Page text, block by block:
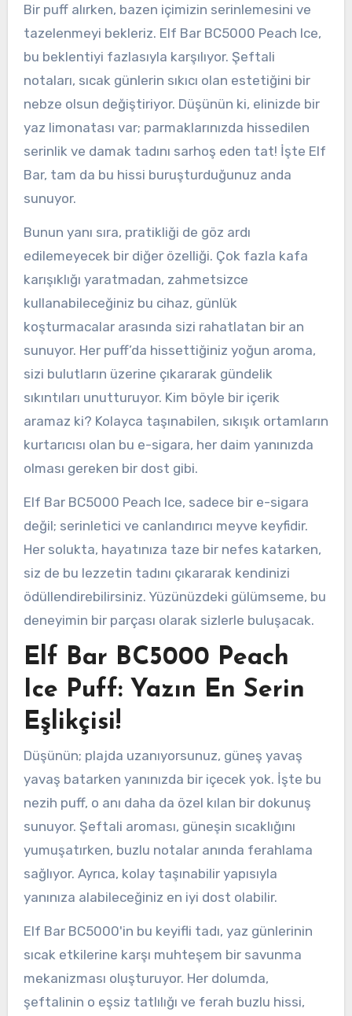
Bir puff alırken, bazen içimizin serinlemesini ve
tazelenmeyi bekleriz. Elf Bar BC5000 Peach Ice,
bu beklentiyi fazlasıyla karşılıyor. Şeftali
notaları, sıcak günlerin sıkıcı olan estetiğini bir
nebze olsun değiştiriyor. Düşünün ki, elinizde bir
yaz limonatası var; parmaklarınızda hissedilen
serinlik ve damak tadını sarhoş eden tat! İşte Elf
Bar, tam da bu hissi buruşturduğunuz anda
sunuyor.
Bunun yanı sıra, pratikliği de göz ardı
edilemeyecek bir diğer özelliği. Çok fazla kafa
karışıklığı yaratmadan, zahmetsizce
kullanabileceğiniz bu cihaz, günlük
koşturmacalar arasında sizi rahatlatan bir an
sunuyor. Her puff’da hissettiğiniz yoğun aroma,
sizi bulutların üzerine çıkararak gündelik
sıkıntıları unutturuyor. Kim böyle bir içerik
aramaz ki? Kolayca taşınabilen, sıkışık ortamların
kurtarıcısı olan bu e-sigara, her daim yanınızda
olması gereken bir dost gibi.
Elf Bar BC5000 Peach Ice, sadece bir e-sigara
değil; serinletici ve canlandırıcı meyve keyfidir.
Her solukta, hayatınıza taze bir nefes katarken,
siz de bu lezzetin tadını çıkararak kendinizi
ödüllendirebilirsiniz. Yüzünüzdeki gülümseme, bu
deneyimin bir parçası olarak sizlerle buluşacak.
Elf Bar BC5000 Peach
Ice Puff: Yazın En Serin
Eşlikçisi!
Düşünün; plajda uzanıyorsunuz, güneş yavaş
yavaş batarken yanınızda bir içecek yok. İşte bu
nezih puff, o anı daha da özel kılan bir dokunuş
sunuyor. Şeftali aroması, güneşin sıcaklığını
yumuşatırken, buzlu notalar anında ferahlama
sağlıyor. Ayrıca, kolay taşınabilir yapısıyla
yanınıza alabileceğiniz en iyi dost olabilir.
Elf Bar BC5000'in bu keyifli tadı, yaz günlerinin
sıcak etkilerine karşı muhteşem bir savunma
mekanizması oluşturuyor. Her dolumda,
şeftalinin o eşsiz tatlılığı ve ferah buzlu hissi,